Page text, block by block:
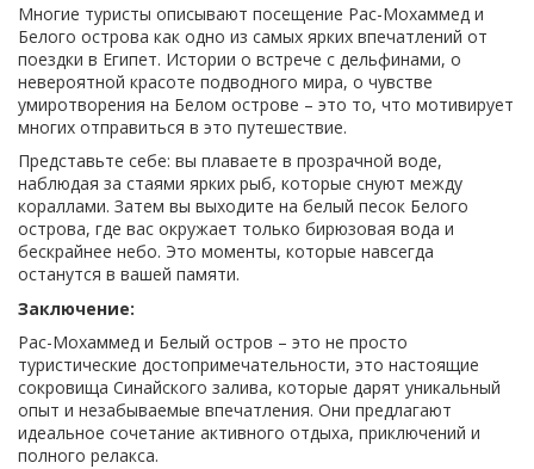
Многие туристы описывают посещение Рас-Мохаммед и
Белого острова как одно из самых ярких впечатлений от
поездки в Египет. Истории о встрече с дельфинами, о
невероятной красоте подводного мира, о чувстве
умиротворения на Белом острове – это то, что мотивирует
многих отправиться в это путешествие.
Представьте себе: вы плаваете в прозрачной воде,
наблюдая за стаями ярких рыб, которые снуют между
кораллами. Затем вы выходите на белый песок Белого
острова, где вас окружает только бирюзовая вода и
бескрайнее небо. Это моменты, которые навсегда
останутся в вашей памяти.
Заключение:
Рас-Мохаммед и Белый остров – это не просто
туристические достопримечательности, это настоящие
сокровища Синайского залива, которые дарят уникальный
опыт и незабываемые впечатления. Они предлагают
идеальное сочетание активного отдыха, приключений и
полного релакса.